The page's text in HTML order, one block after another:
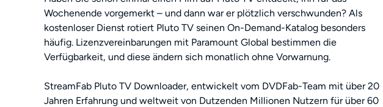
Wochenende vorgemerkt – und dann war er plötzlich verschwunden? Als
kostenloser Dienst rotiert Pluto TV seinen On-Demand-Katalog besonders
häufig. Lizenzvereinbarungen mit Paramount Global bestimmen die
Verfügbarkeit, und diese ändern sich monatlich ohne Vorwarnung.
StreamFab Pluto TV Downloader, entwickelt vom DVDFab-Team mit über 20
Jahren Erfahrung und weltweit von Dutzenden Millionen Nutzern für über 60